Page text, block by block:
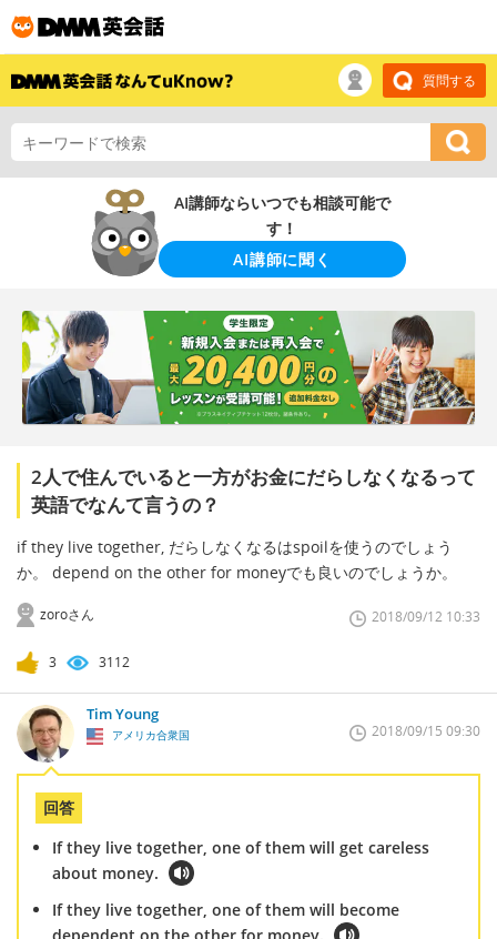
質問する
AI講師ならいつでも相談可能で
す！
AI講師に聞く
2人で住んでいると一方がお金にだらしなくなるって
英語でなんて言うの？
if they live together, だらしなくなるはspoilを使うのでしょう
か。 depend on the other for moneyでも良いのでしょうか。
zoroさん 2018/09/12 10:33
3 3112
Tim Young
アメリカ合衆国 2018/09/15 09:30
回答
If they live together, one of them will get careless
about money.
If they live together, one of them will become